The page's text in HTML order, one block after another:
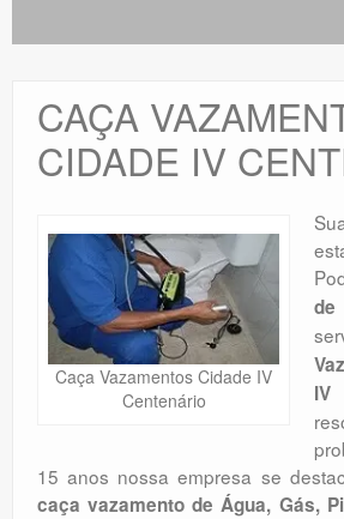
Limpa Fossa
Caça Vazamentos
Galeria De Fotos
Orçamento
Comentários
CAÇA
CIDADE IV
Caça Vazamentos Cidade IV
Centenário
de
IV
15 anos nossa empresa se
caça vazamento de Água, Gás,